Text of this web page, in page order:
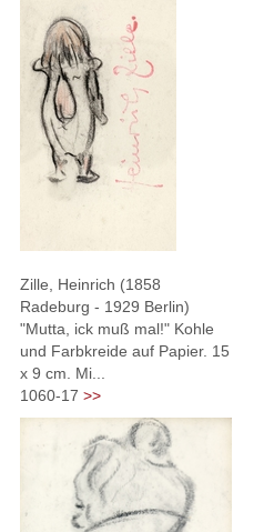
Zille, Heinrich (1858
Radeburg - 1929 Berlin)
"Mutta, ick muß mal!" Kohle
und Farbkreide auf Papier. 15
x 9 cm. Mi...
1060-17 >>